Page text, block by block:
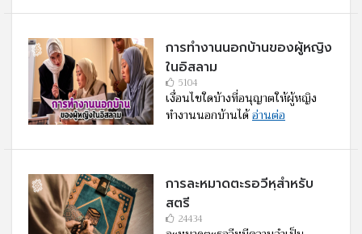
การทำงานนอกบ้านของผู้หญิง
ในอิสลาม
5104
เงื่อนไขใดบ้างที่อนุญาตให้ผู้หญิง
ทำงานนอกบ้านได้อ่านต่อ
การละหมาดตะรอวีหฺสำหรับ
สตรี
24434